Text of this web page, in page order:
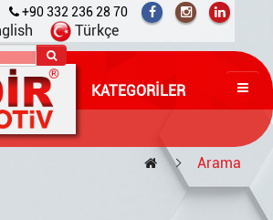
+90 332 236 28 70
Türkçe
KATEGORILER
Arama